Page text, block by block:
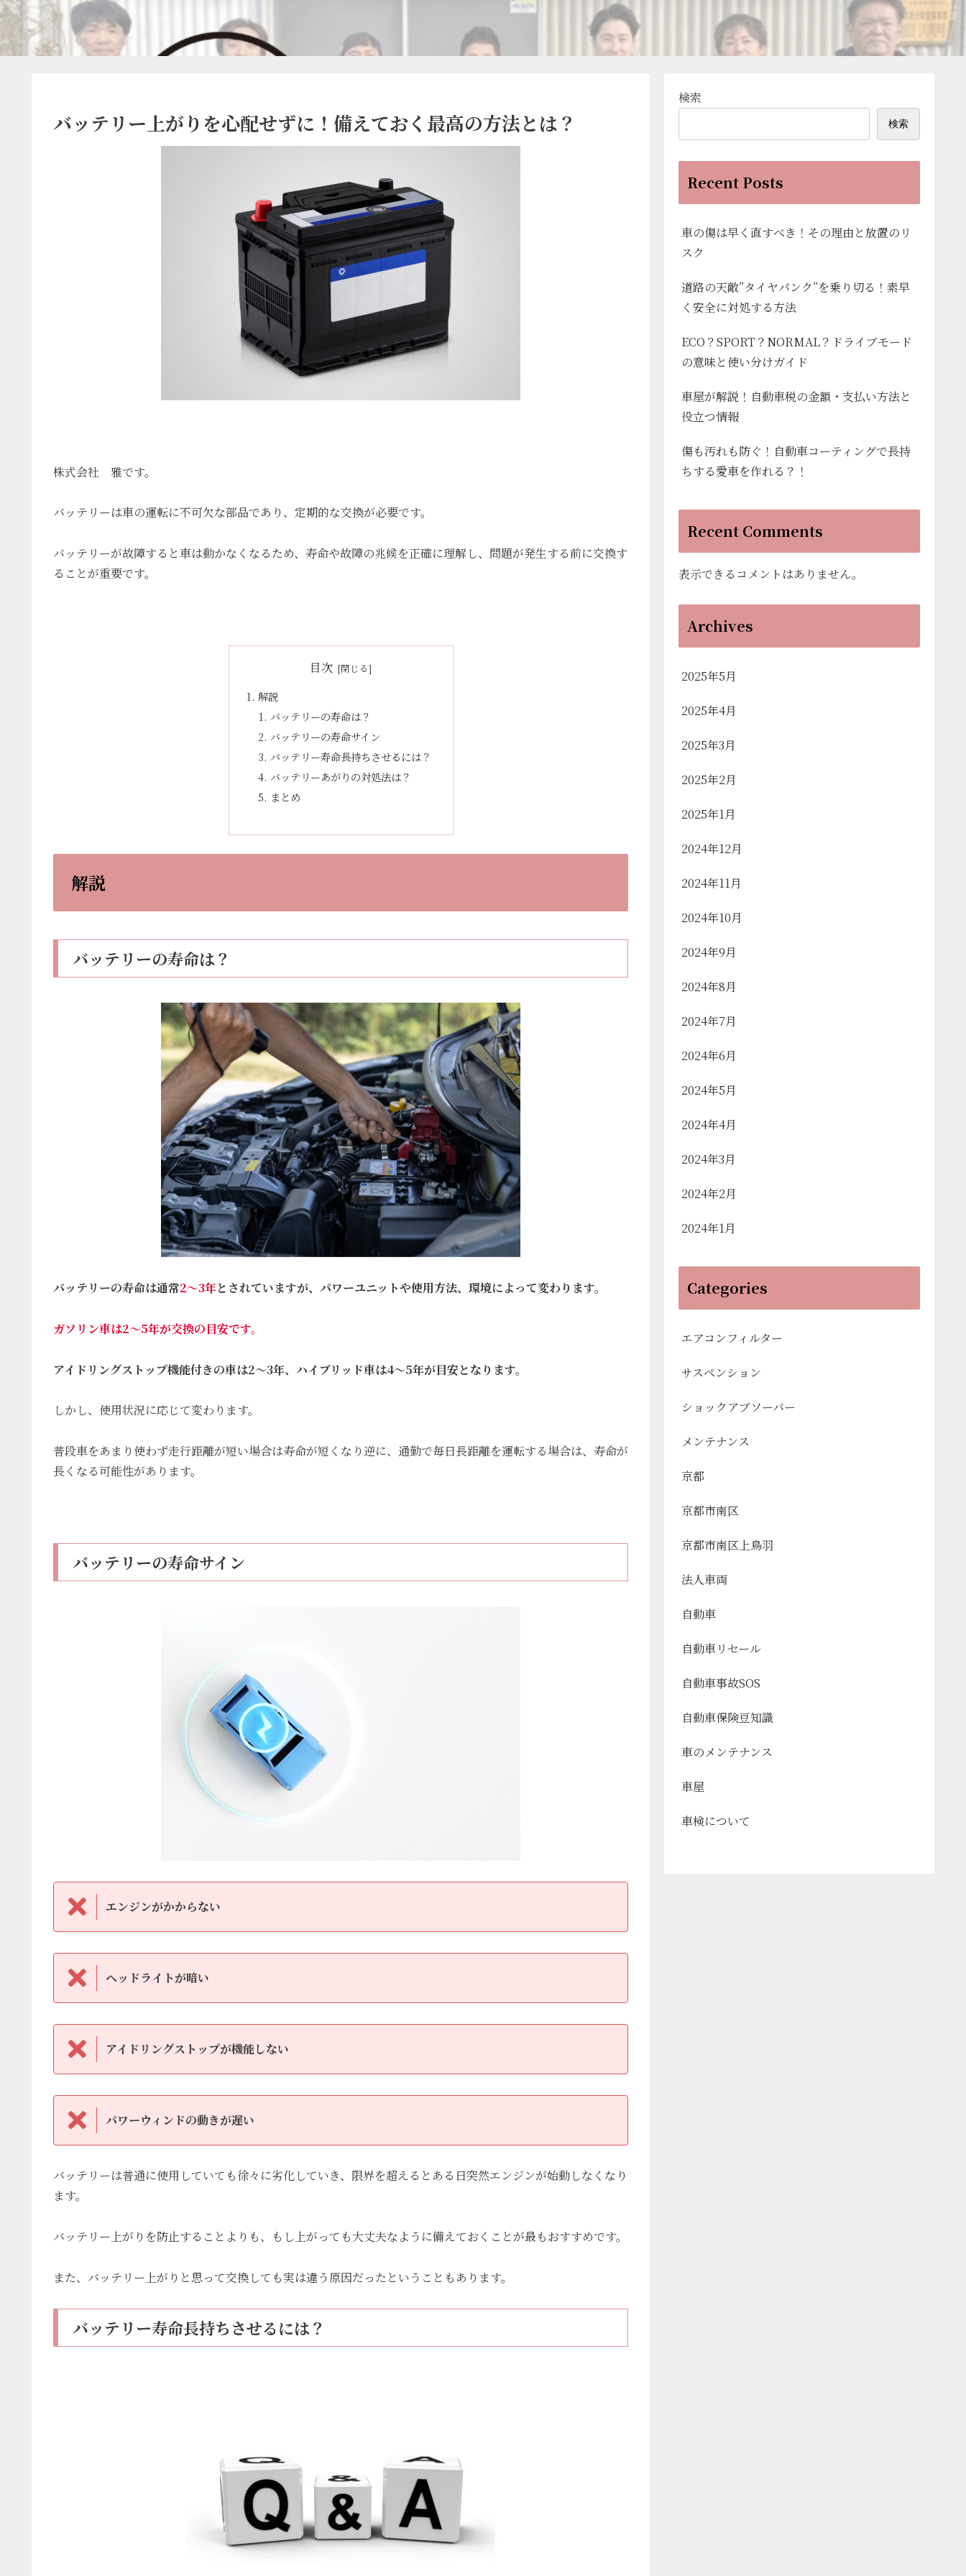
バッテリー上がりを心配せずに！備えておく最高の方法とは？
株式会社 雅です。
バッテリーは車の運転に不可欠な部品であり、定期的な交換が必要です。
バッテリーが故障すると車は動かなくなるため、寿命や故障の兆候を正確に理解し、問題が発生する前に交換す
ることが重要です。
目次
解説
バッテリーの寿命は？
バッテリーの寿命サイン
バッテリー寿命長持ちさせるには？
バッテリーあがりの対処法は？
まとめ
解説
バッテリーの寿命は？
バッテリーの寿命は通常2～3年とされていますが、パワーユニットや使用方法、環境によって変わります。
ガソリン車は2～5年が交換の目安です。
アイドリングストップ機能付きの車は2～3年、ハイブリッド車は4～5年が目安となります。
しかし、使用状況に応じて変わります。
普段車をあまり使わず走行距離が短い場合は寿命が短くなり逆に、通勤で毎日長距離を運転する場合は、寿命が
長くなる可能性があります。
バッテリーの寿命サイン
エンジンがかからない
ヘッドライトが暗い
アイドリングストップが機能しない
パワーウィンドの動きが遅い
バッテリーは普通に使用していても徐々に劣化していき、限界を超えるとある日突然エンジンが始動しなくなり
ます。
バッテリー上がりを防止することよりも、もし上がっても大丈夫なように備えておくことが最もおすすめです。
また、バッテリー上がりと思って交換しても実は違う原因だったということもあります。
バッテリー寿命長持ちさせるには？
検索
検索
Recent Posts
車の傷は早く直すべき！その理由と放置のリ
スク
道路の天敵”タイヤパンク”を乗り切る！素早
く安全に対処する方法
ECO？SPORT？NORMAL？ドライブモード
の意味と使い分けガイド
車屋が解説！自動車税の金額・支払い方法と
役立つ情報
傷も汚れも防ぐ！自動車コーティングで長持
ちする愛車を作れる？！
Recent Comments
表示できるコメントはありません。
Archives
2025年5月
2025年4月
2025年3月
2025年2月
2025年1月
2024年12月
2024年11月
2024年10月
2024年9月
2024年8月
2024年7月
2024年6月
2024年5月
2024年4月
2024年3月
2024年2月
2024年1月
Categories
エアコンフィルター
サスペンション
ショックアブソーバー
メンテナンス
京都
京都市南区
京都市南区上鳥羽
法人車両
自動車
自動車リセール
自動車事故SOS
自動車保険豆知識
車のメンテナンス
車屋
車検について